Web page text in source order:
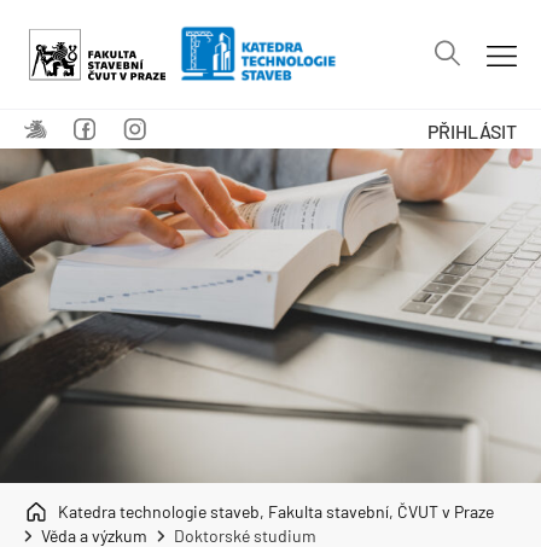
PŘIHLÁSIT
Katedra technologie staveb, Fakulta stavební, ČVUT v Praze
Věda a výzkum
Doktorské studium